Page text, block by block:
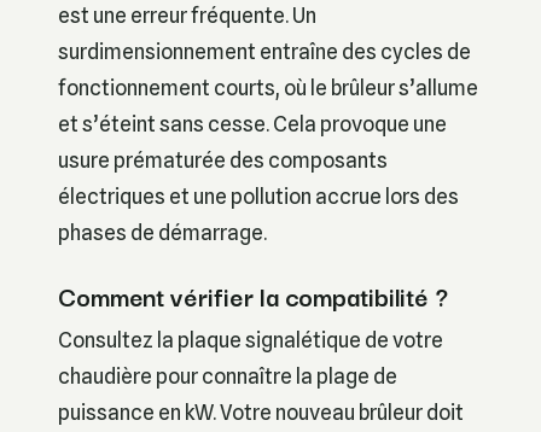
est une erreur fréquente. Un
surdimensionnement entraîne des cycles de
fonctionnement courts, où le brûleur s’allume
et s’éteint sans cesse. Cela provoque une
usure prématurée des composants
électriques et une pollution accrue lors des
phases de démarrage.
Comment vérifier la compatibilité ?
Consultez la plaque signalétique de votre
chaudière pour connaître la plage de
puissance en kW. Votre nouveau brûleur doit